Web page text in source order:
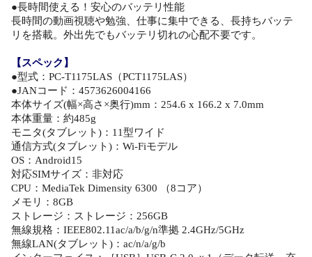
●長時間使える！安心のバッテリ性能
長時間の動画視聴や勉強、仕事に集中できる、長持ちバッテ
リを搭載。外出先でもバッテリ切れの心配不要です。
【スペック】
●型式：PC-T1175LAS（PCT1175LAS）
●JANコード：4573626004166
本体サイズ(幅×高さ×奥行)mm：254.6 x 166.2 x 7.0mm
本体重量：約485g
モニタ(タブレット)：11型ワイド
通信方式(タブレット)：Wi-Fiモデル
OS：Android15
対応SIMサイズ：非対応
CPU：MediaTek Dimensity 6300 （8コア）
メモリ：8GB
ストレージ：ストレージ：256GB
無線規格：IEEE802.11ac/a/b/g/n準拠 2.4GHz/5GHz
無線LAN(タブレット)：ac/n/a/g/b